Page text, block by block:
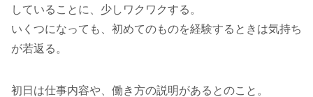
していることに、少しワクワクする。
いくつになっても、初めてのものを経験するときは気持ち
が若返る。
初日は仕事内容や、働き方の説明があるとのこと。